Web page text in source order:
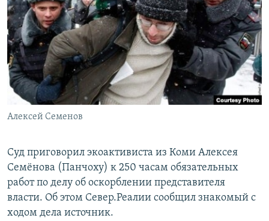
РАСПИСАНИЕ ВЕЩАНИЯ
ПОДПИШИТЕСЬ НА РАССЫЛКУ
СОЦИАЛЬНЫЕ СЕТИ
Все сайты РСЕ/РС
Алексей Семенов
Суд приговорил экоактивиста из Коми Алексея
Семёнова (Панчоху) к 250 часам обязательных
работ по делу об оскорблении представителя
власти. Об этом Север.Реалии сообщил знакомый с
ходом дела источник.